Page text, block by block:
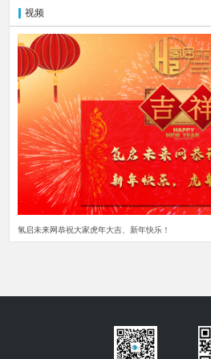
视频
氢启未来网恭祝大家虎年大吉、新年快乐！